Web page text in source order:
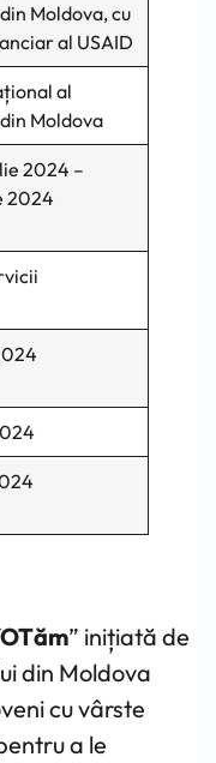
Moldova, cu
al USAID
al
Moldova
2024 –
2024
” inițiată de
din Moldova
cu vârste
a le